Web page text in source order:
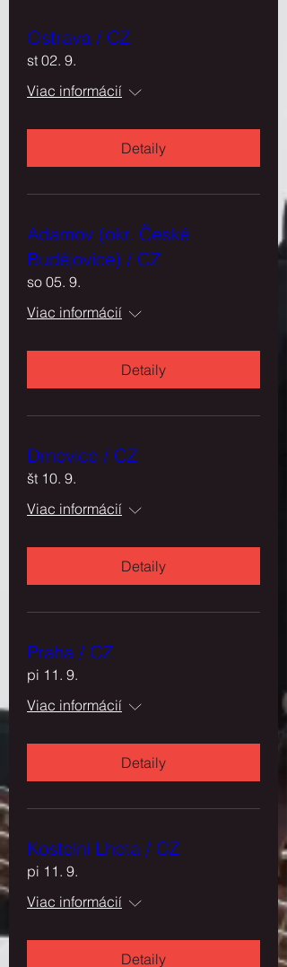
Ostrava / CZ
st 02. 9.
Viac informácií
Detaily
Adamov (okr. České
Budějovice) / CZ
so 05. 9.
Viac informácií
Detaily
Drnovice / CZ
št 10. 9.
Viac informácií
Detaily
Praha / CZ
pi 11. 9.
Viac informácií
Detaily
Kostelní Lhota / CZ
pi 11. 9.
Viac informácií
Detaily